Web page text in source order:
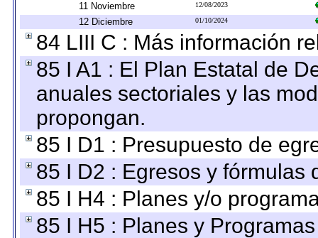
11 Noviembre 12/08/2023
12 Diciembre 01/10/2024
84 LIII C : Más información
85 I A1 : El Plan Estatal de
anuales sectoriales y las
propongan.
85 I D1 : Presupuesto de
85 I D2 : Egresos y fórmulas
85 I H4 : Planes y/o
85 I H5 : Planes y